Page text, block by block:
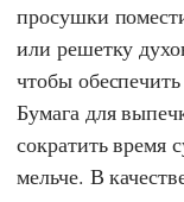
просушки
или решетку
чтобы
Бумага для
сократить время
мельче. В